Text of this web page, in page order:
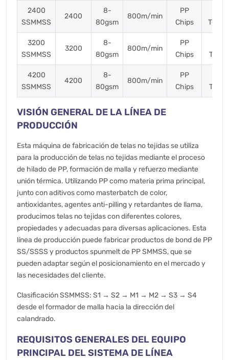
2400
SSMMSS
2400
8-
80gsm
800m/min
PP
Chips
Ton./
3200
SSMMSS
3200
8-
80gsm
800m/min
PP
Chips
Ton/
4200
SSMMSS
4200
8-
80gsm
800m/min
PP
Chips
Ton/
VISIÓN GENERAL DE LA LÍNEA DE
PRODUCCIÓN
Esta máquina de fabricación de telas no tejidas se utiliza
para la producción de telas no tejidas mediante el proceso
de hilado de PP, formación de malla y refuerzo mediante
unión térmica. Utilizando PP como materia prima principal,
junto con aditivos como masterbatch de color,
antioxidantes, agentes anti-pilling y retardantes de llama,
producimos telas no tejidas con diferentes colores,
propiedades y adecuadas para diversas aplicaciones. Esta
línea de producción puede fabricar productos de bond de PP
SS/SSSS y productos spunmelt de PP SMMSS, que se
pueden adaptar según el posicionamiento en el mercado y
las necesidades del cliente.
Clasificación SSMMSS: S1 → S2 → M1 → M2 → S3 → S4
desde el formador de malla hacia la dirección del
calandrado.
REQUISITOS GENERALES DEL EQUIPO
PRINCIPAL DEL SISTEMA DE LÍNEA